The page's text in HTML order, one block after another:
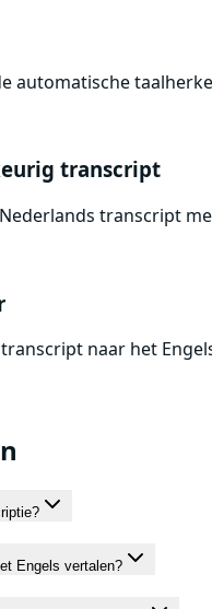
automatische
transcript
transcript
naar het
Engels vertalen?